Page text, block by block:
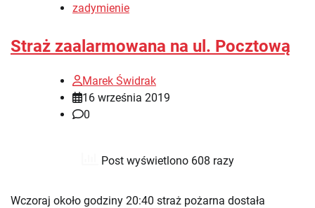
zadymienie
Straż zaalarmowana na ul. Pocztową
Marek Świdrak
16 września 2019
0
Post wyświetlono 608 razy
Wczoraj około godziny 20:40 straż pożarna dostała